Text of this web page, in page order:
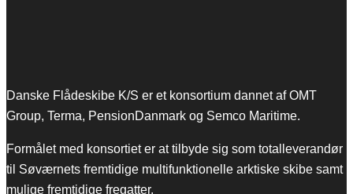
Danske Flådeskibe K/S er et konsortium dannet af OMT
Group, Terma, PensionDanmark og Semco Maritime.
Formålet med konsortiet er at tilbyde sig som totalleverandør
til Søværnets fremtidige multifunktionelle arktiske skibe samt
mulige fremtidige fregatter.